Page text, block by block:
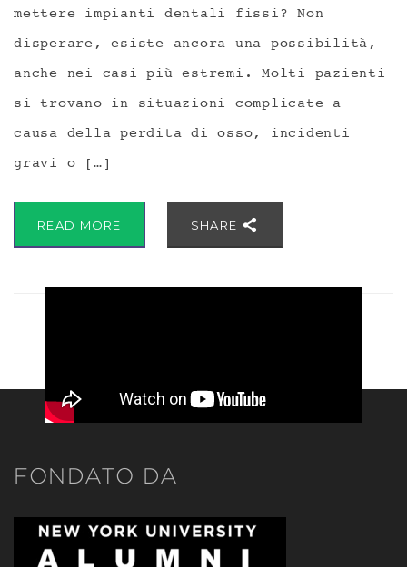
mettere impianti dentali fissi? Non
disperare, esiste ancora una possibilità,
anche nei casi più estremi. Molti pazienti
si trovano in situazioni complicate a
causa della perdita di osso, incidenti
gravi o […]
READ MORE SHARE
FONDATO DA